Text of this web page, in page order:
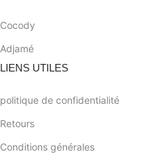
Cocody
Adjamé
LIENS UTILES
politique de confidentialité
Retours
Conditions générales